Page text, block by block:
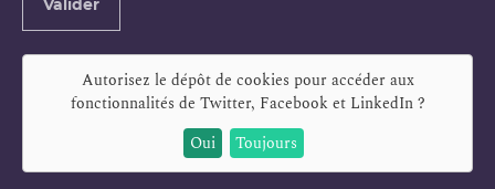
Valider
Autorisez le dépôt de cookies pour accéder aux
fonctionnalités de Twitter, Facebook et LinkedIn?
Oui
Toujours